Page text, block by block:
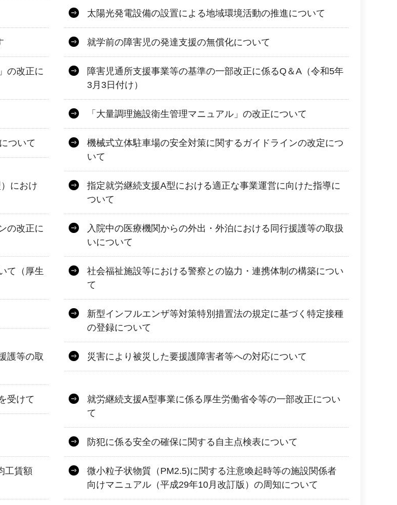
太陽光発電設備の設置による地域環境活動の推進について
就学前の障害児の発達支援の無償化について
の改正に
障害児通所支援事業等の基準の一部改正に係るQ＆A（令和5年
3月3日付け）
「大量調理施設衛生管理マニュアル」の改正について
ついて
機械式立体駐車場の安全対策に関するガイドラインの改定につ
いて
におけ
指定就労継続支援A型における適正な事業運営に向けた指導に
ついて
の改正に
入院中の医療機関からの外出・外泊における同行援護等の取扱
いについて
て（厚生
社会福祉施設等における警察との協力・連携体制の構築につい
て
新型インフルエンザ等対策特別措置法の規定に基づく特定接種
の登録について
護等の取
災害により被災した要援護障害者等への対応について
受けて
就労継続支援A型事業に係る厚生労働省令等の一部改正につい
て
防犯に係る安全の確保に関する自主点検表について
工賃額
微小粒子状物質（PM2.5)に関する注意喚起時等の施設関係者
向けマニュアル（平成29年10月改訂版）の周知について